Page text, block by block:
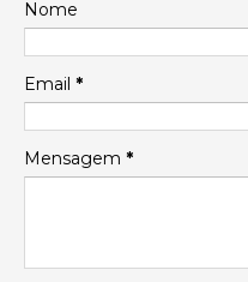
Nome
Email *
Mensagem *